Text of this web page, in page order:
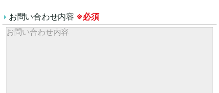
お問い合わせ内容 ※必須